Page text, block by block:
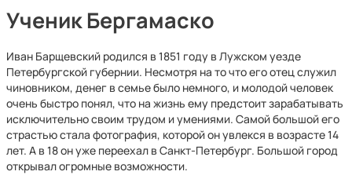
Ученик Бергамаско
Иван Барщевский родился в 1851 году в Лужском уезде
Петербургской губернии. Несмотря на то что его отец служил
чиновником, денег в семье было немного, и молодой человек
очень быстро понял, что на жизнь ему предстоит зарабатывать
исключительно своим трудом и умениями. Самой большой его
страстью стала фотография, которой он увлекся в возрасте 14
лет. А в 18 он уже переехал в Санкт-Петербург. Большой город
открывал огромные возможности.